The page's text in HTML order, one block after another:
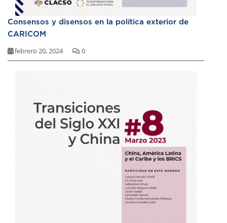
Consensos y disensos en la política exterior de
CARICOM
febrero 20, 2024 0